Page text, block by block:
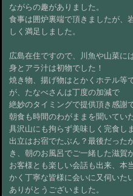
ながらの趣がありました。
食事は囲炉裏端で頂きましたが、
しく満足しました。
広島在住ですので、川魚や山菜に
身とアラ汁は初物でした！
焼き物、揚げ物はとかくホテル等
が、たなべさんは丁度の加減で
絶妙のタイミングで提供頂き感謝
朝食も時間のわがままを聞いてい
具沢山にも拘らず美味しく完食しま
出立はお宿でたぶん？最後だった
き、朝のお風呂でご一緒した滋賀
お客様とも楽しい会話も出来、本
かく丁寧な皆様に会いに又伺いた
ありがとうございました。